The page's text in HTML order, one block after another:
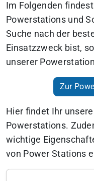
Im Folgenden
Powerstations und
Suche nach der
Einsatzzweck bist,
unserer
Zur
Hier findet Ihr
Powerstations.
wichtige
von Power Stations